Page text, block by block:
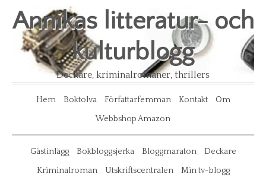
Annikas litteratur- och
kulturblogg
Deckare, kriminalromaner, thrillers
Hem Boktolva Författarfemman Kontakt
Om
Webbshop Amazon
Gästinlägg Bokbloggsjerka Bloggmaraton
Deckare
Kriminalroman
Utskriftscentralen Min tv-blogg